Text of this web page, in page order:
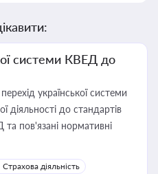
системи КВЕД до
української системи
діяльності до стандартів
пов'язані нормативні
Страхова діяльність